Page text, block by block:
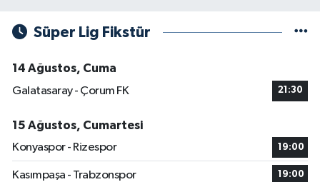
Süper Lig Fikstür
14 Ağustos, Cuma
Galatasaray - Çorum FK
21:30
15 Ağustos, Cumartesi
Konyaspor - Rizespor
19:00
Kasımpaşa - Trabzonspor 19:00